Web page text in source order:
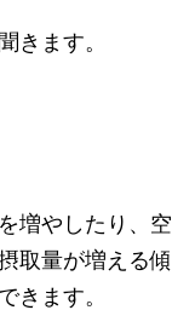
きます。
増やしたり、空
取量が増える傾
きます。